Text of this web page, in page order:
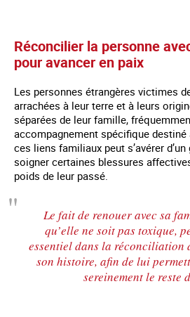
Réconcilier la personne
pour avancer en paix
Les personnes étrangères victimes
arrachées à leur terre et à leurs
séparées de leur famille,
accompagnement spécifique
ces liens familiaux peut s’avérer
soigner certaines blessures
poids de leur passé.
Le fait de renouer avec sa
qu’elle ne soit pas toxique,
essentiel dans la réconciliation
son histoire, afin de lui
sereinement le reste